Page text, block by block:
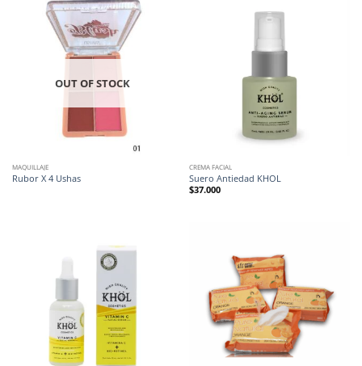
OUT OF STOCK
MAQUILLAJE
Rubor X 4 Ushas
CREMA FACIAL
Suero Antiedad KHOL
$37.000